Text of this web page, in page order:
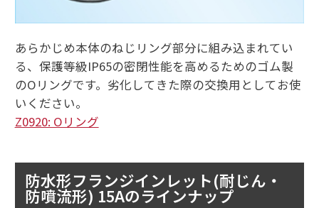
あらかじめ本体のねじリング部分に組み込まれてい
る、保護等級IP65の密閉性能を高めるためのゴム製
のOリングです。劣化してきた際の交換用としてお使
いください。
Z0920: Oリング
防水形フランジインレット(耐じん・
防噴流形) 15Aのラインナップ